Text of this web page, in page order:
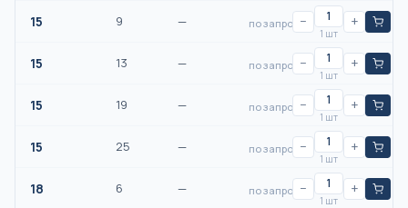
15 9 — по запросу−
1 шт
+
15 13 — по запросу−
1 шт
+
15 19 — по запросу−
1 шт
+
15 25 — по запросу−
1 шт
+
18 6 — по запросу−
1 шт
+